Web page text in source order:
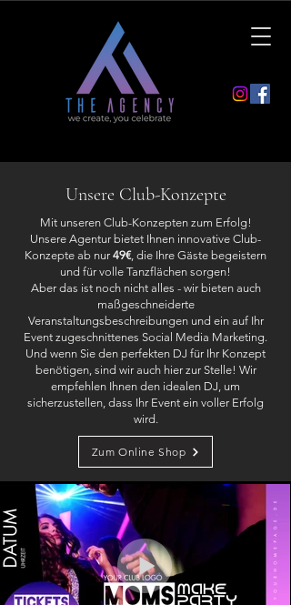
Unsere Club-Konzepte
Mit unseren Club-Konzepten zum Erfolg!
Unsere Agentur bietet Ihnen innovative Club-
Konzepte ab nur 49€, die Ihre Gäste begeistern
und für volle Tanzflächen sorgen!
Aber das ist noch nicht alles - wir bieten auch
maßgeschneiderte
Veranstaltungsbeschreibungen und ein auf Ihr
Event zugeschnittenes Social Media Marketing.
Und wenn Sie den perfekten DJ für Ihr Konzept
benötigen, sind wir auch hier zur Stelle! Wir
empfehlen Ihnen den idealen DJ, um
sicherzustellen, dass Ihr Event ein voller Erfolg
wird.
Zum Online Shop